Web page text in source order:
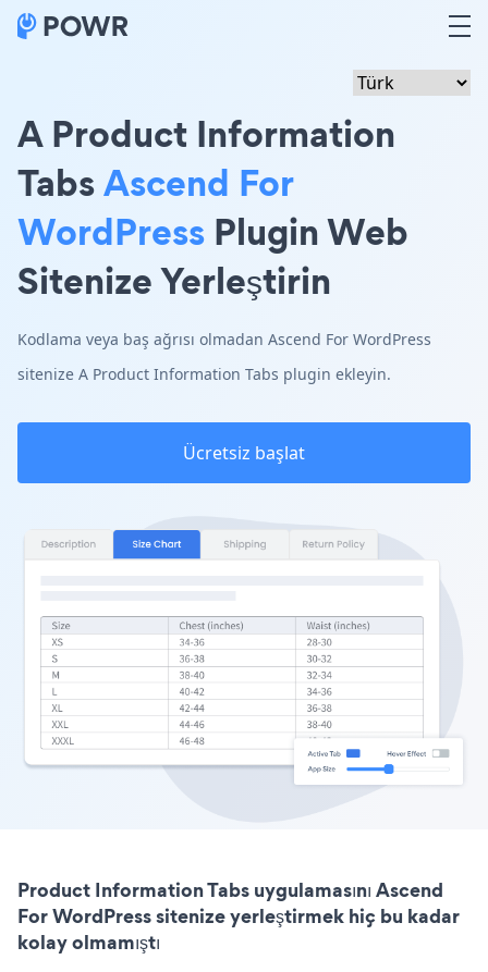
A Product Information
TabsAscend For
WordPress Plugin Web
Sitenize Yerleştirin
Kodlama veya baş ağrısı olmadan Ascend For WordPress
sitenize A Product Information Tabs plugin ekleyin.
Ücretsiz başlat
Product Information Tabs uygulamasını Ascend
For WordPress sitenize yerleştirmek hiç bu kadar
kolay olmamıştı